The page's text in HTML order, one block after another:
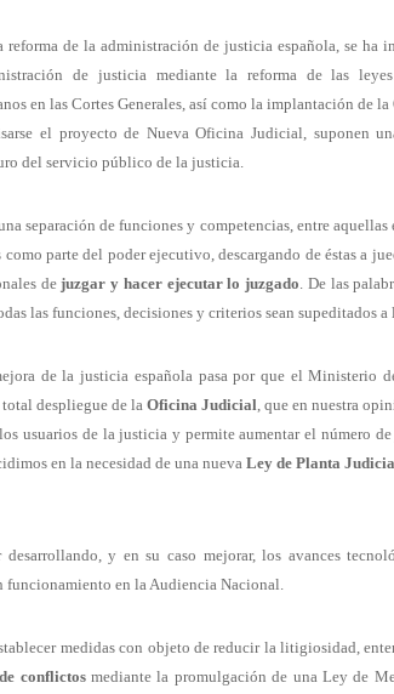
reforma de la administración de justicia española, se ha
de justicia mediante la reforma de las
en las Cortes Generales, así como la implantación de
el proyecto de Nueva Oficina Judicial, suponen
del servicio público de la justicia.
separación de funciones y competencias, entre aquellas
parte del poder ejecutivo, descargando de éstas a
dejuzgar y hacer ejecutar lo juzgado. De las
las funciones, decisiones y criterios sean supeditados
de la justicia española pasa por que el Ministerio
despliegue de la Oficina Judicial, que en nuestra
usuarios de la justicia y permite aumentar el número
en la necesidad de una nuevaLey de Planta
y en su caso mejorar, los avances
funcionamiento en la Audiencia Nacional.
medidas con objeto de reducir la litigiosidad,
conflictos mediante la promulgación de una Ley de